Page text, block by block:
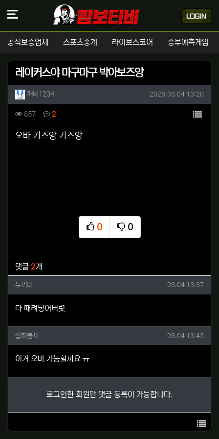
공식보증업체 스포츠중계 라이브스코어 승부예측게임
레이커스야 마구마구 박아보즈앙
작성자 정보
깨비1234작성 작성일
2026.03.04 13:20
컨텐츠 정보
857조회 2댓글 목록
본문
오바 가즈앙 가즈앙
0
추천
0
비추천
댓글 2개
두꺼비님의 댓글
두꺼비 작성일
03.04 13:37
다 때려넣어버렷
잘해봄세님의 댓글
잘해봄세 작성일
03.04 13:45
이거 오바 가능할까요 ㅠ
로그인한 회원만 댓글 등록이 가능합니다.
목록